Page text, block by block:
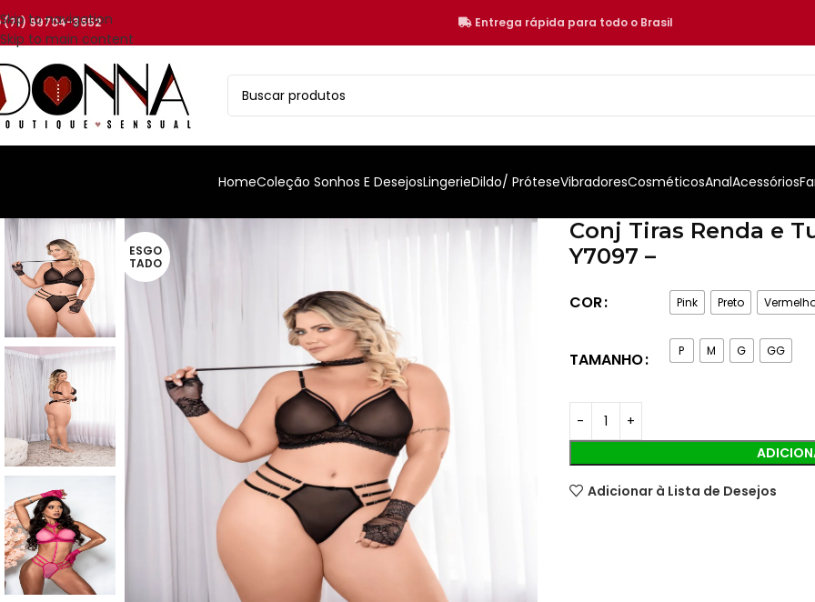
Skip to navigation
Skip to main content
(71) 99704-3552 Entrega rápida para todo o Brasil
HomeColeção Sonhos E DesejosLingerieDildo/ PróteseVibradoresCosméticosAnalAcessórios
ESGO
TADO
Conj Tiras Renda e
Y7097 –
COR Pink Preto
TAMANHO P M G GG
Adicionar à Lista de Desejos